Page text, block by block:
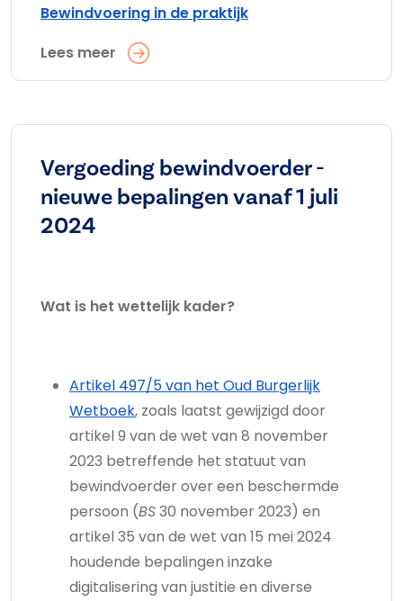
Bewindvoering in de praktijk
Lees meer
Vergoeding bewindvoerder -
nieuwe bepalingen vanaf 1 juli
2024
Wat is het wettelijk kader?
Artikel 497/5 van het Oud Burgerlijk
Wetboek, zoals laatst gewijzigd door
artikel 9 van de wet van 8 november
2023 betreffende het statuut van
bewindvoerder over een beschermde
persoon (BS30 november 2023) en
artikel 35 van de wet van 15 mei 2024
houdende bepalingen inzake
digitalisering van justitie en diverse